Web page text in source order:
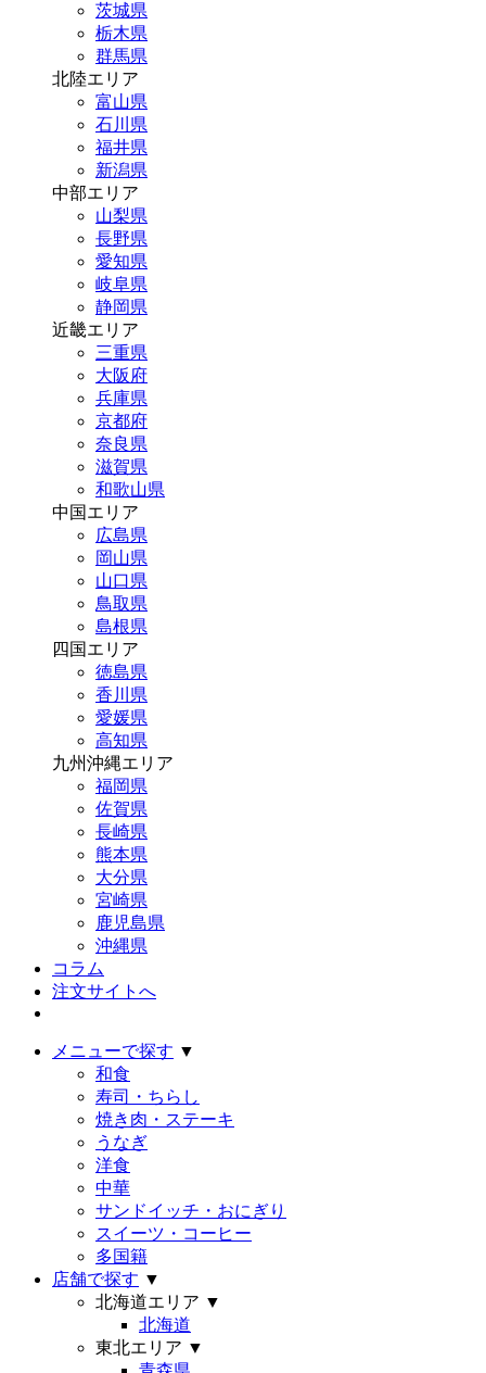
茨城県
栃木県
群馬県
北陸エリア
富山県
石川県
福井県
新潟県
中部エリア
山梨県
長野県
愛知県
岐阜県
静岡県
近畿エリア
三重県
大阪府
兵庫県
京都府
奈良県
滋賀県
和歌山県
中国エリア
広島県
岡山県
山口県
鳥取県
島根県
四国エリア
徳島県
香川県
愛媛県
高知県
九州沖縄エリア
福岡県
佐賀県
長崎県
熊本県
大分県
宮崎県
鹿児島県
沖縄県
コラム
注文サイトへ
メニューで探す ▼
和食
寿司・ちらし
焼き肉・ステーキ
うなぎ
洋食
中華
サンドイッチ・おにぎり
スイーツ・コーヒー
多国籍
店舗で探す ▼
北海道エリア ▼
北海道
東北エリア ▼